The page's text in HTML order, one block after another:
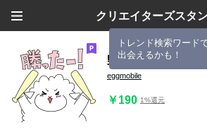
クリエイターズスタ
トレンド検索ワード
出会えるかも！
野球好きな羊
eggmobile
￥190 1%還元